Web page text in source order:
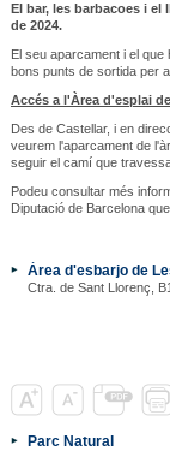
El bar, les barbacoes i
de 2024.
El seu aparcament i el
bons punts de sortida per
Accés a l'Àrea d'esplai
Des de Castellar, i en
veurem l'aparcament de
seguir el camí que
Podeu consultar més
Diputació de Barcelona
Àrea d'esbarjo de
Ctra. de Sant Llorenç,
Parc Natural